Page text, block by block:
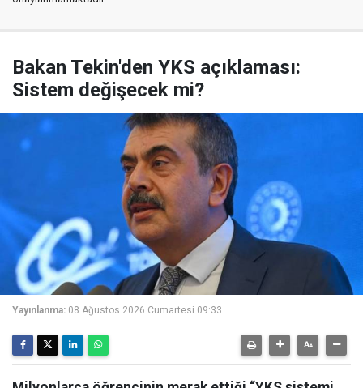
Bakan Tekin'den YKS açıklaması:
Sistem değişecek mi?
Yayınlanma: 08 Ağustos 2026 Cumartesi 09:33